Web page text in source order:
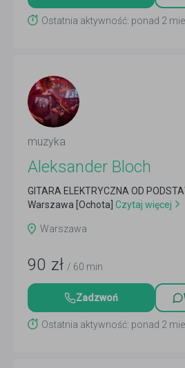
Ostatnia aktywność: ponad 2
muzyka
Aleksander Bloch
GITARA ELEKTRYCZNA OD
Warszawa [Ochota] Czytaj więcej
Warszawa
90 zł / 60 min
Zadzwoń
Ostatnia aktywność: ponad 2